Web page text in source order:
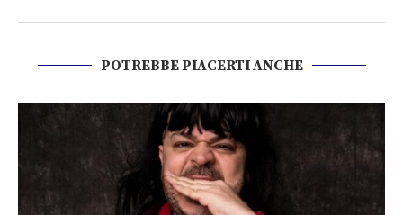
POTREBBE PIACERTI ANCHE